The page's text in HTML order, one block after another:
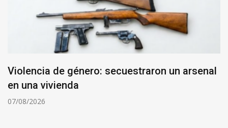
Violencia de género: secuestraron un arsenal
en una vivienda
07/08/2026